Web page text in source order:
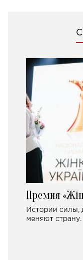
Премия
Истории силы,
меняют страну.